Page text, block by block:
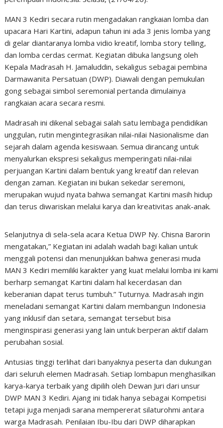
MAN 3 Kediri secara rutin mengadakan rangkaian lomba dan
upacara Hari Kartini, adapun tahun ini ada 3 jenis lomba yang
di gelar diantaranya lomba vidio kreatif, lomba story telling,
dan lomba cerdas cermat. Kegiatan dibuka langsung oleh
Kepala Madrasah H. Jamaluddin, sekaligus sebagai pembina
Darmawanita Persatuan (DWP). Diawali dengan pemukulan
gong sebagai simbol seremonial pertanda dimulainya
rangkaian acara secara resmi.
Madrasah ini dikenal sebagai salah satu lembaga pendidikan
unggulan, rutin mengintegrasikan nilai-nilai Nasionalisme dan
sejarah dalam agenda kesiswaan. Semua dirancang untuk
menyalurkan ekspresi sekaligus memperingati nilai-nilai
perjuangan Kartini dalam bentuk yang kreatif dan relevan
dengan zaman. Kegiatan ini bukan sekedar seremoni,
merupakan wujud nyata bahwa semangat Kartini masih hidup
dan terus diwariskan melalui karya dan kreativitas anak-anak.
Selanjutnya di sela-sela acara Ketua DWP Ny. Chisna Barorin
mengatakan,” Kegiatan ini adalah wadah bagi kalian untuk
menggali potensi dan menunjukkan bahwa generasi muda
MAN 3 Kediri memiliki karakter yang kuat melalui lomba ini kami
berharp semangat Kartini dalam hal kecerdasan dan
keberanian dapat terus tumbuh.” Tuturnya. Madrasah ingin
meneladani semangat Kartini dalam membangun Indonesia
yang inklusif dan setara, semangat tersebut bisa
menginspirasi generasi yang lain untuk berperan aktif dalam
perubahan sosial.
Antusias tinggi terlihat dari banyaknya peserta dan dukungan
dari seluruh elemen Madrasah. Setiap lombapun menghasilkan
karya-karya terbaik yang dipilih oleh Dewan Juri dari unsur
DWP MAN 3 Kediri. Ajang ini tidak hanya sebagai Kompetisi
tetapi juga menjadi sarana mempererat silaturohmi antara
warga Madrasah. Penilaian Ibu-Ibu dari DWP diharapkan